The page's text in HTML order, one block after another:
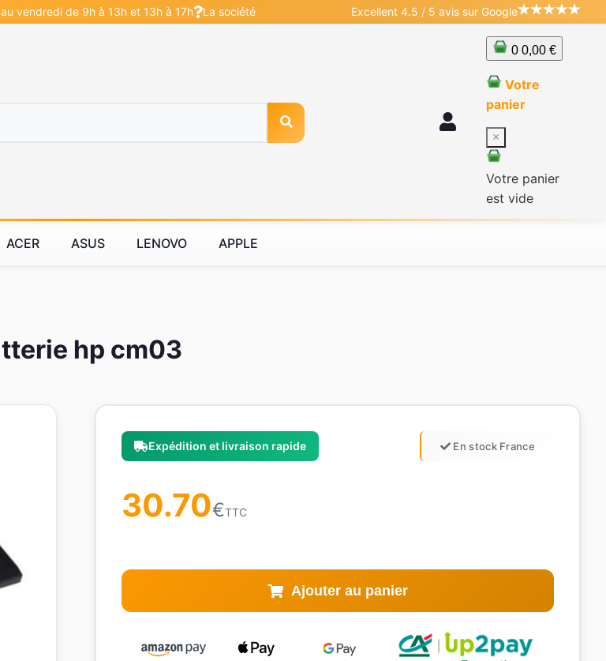
vendredi de 9h à 13h et 13h à 17h La société Excellent 4.5 / 5 avis sur Google
0 0,00 €
Votre
panier
×
Votre panier
est vide
ACER ASUS LENOVO APPLE
hp cm03
Expédition et livraison rapide En stock France
30.70€TTC
Ajouter au panier